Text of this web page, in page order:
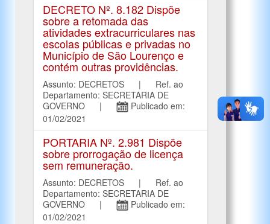
DECRETO Nº. 8.182 Dispõe
sobre a retomada das
atividades extracurriculares nas
escolas públicas e privadas no
Município de São Lourenço e
contém outras providências.
Assunto: DECRETOS | Ref. ao
Departamento: SECRETARIA DE
GOVERNO |
Publicado em:
01/02/2021
PORTARIA Nº. 2.981 Dispõe
sobre prorrogação de licença
sem remuneração.
Assunto: DECRETOS | Ref. ao
Departamento: SECRETARIA DE
GOVERNO |
Publicado em:
01/02/2021